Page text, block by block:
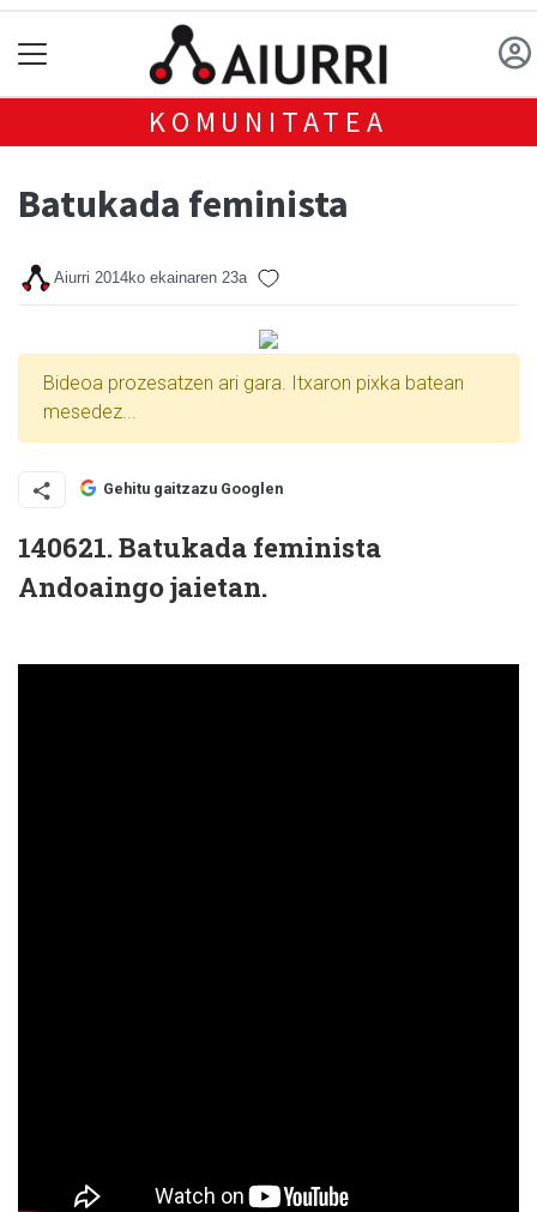
KOMUNITATEA
Batukada feminista
Aiurri 2014ko ekainaren 23a
Bideoa prozesatzen ari gara. Itxaron pixka batean
mesedez...
Gehitu gaitzazu Googlen
140621. Batukada feminista
Andoaingo jaietan.